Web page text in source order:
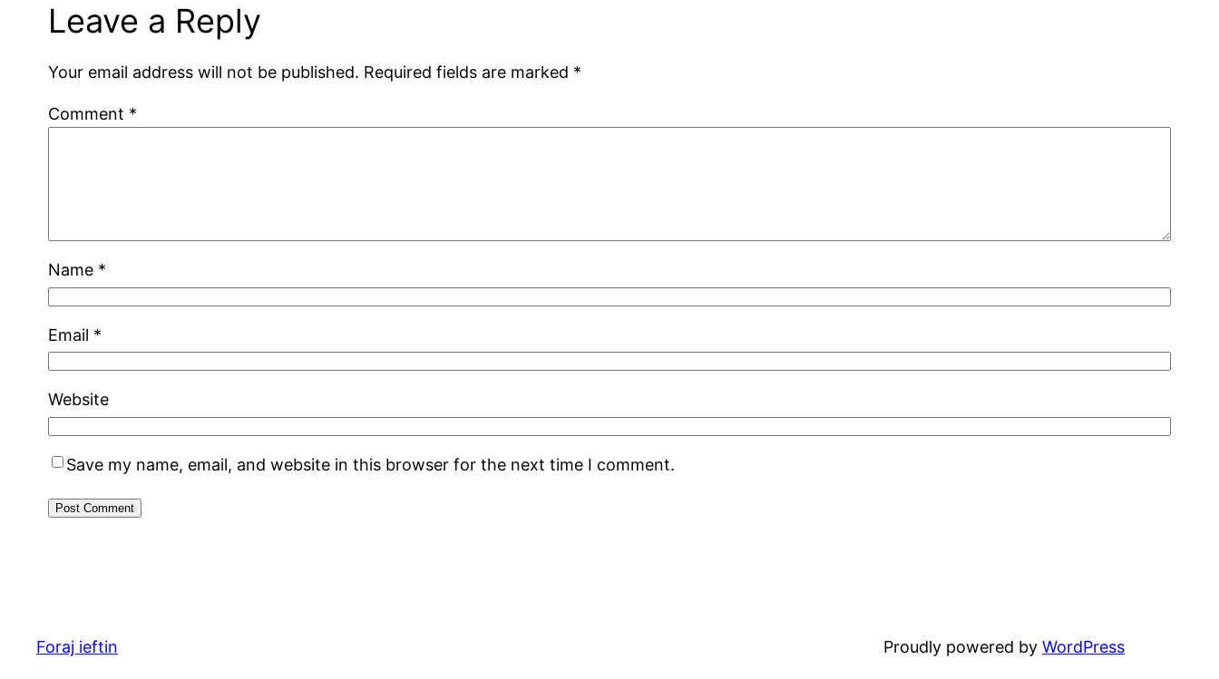
Leave a Reply
Your email address will not be published. Required fields are marked *
Comment *
Name *
Email *
Website
Save my name, email, and website in this browser for the next time I comment.
Foraj ieftin Proudly powered by WordPress